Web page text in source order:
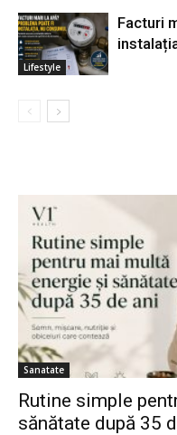
Lifestyle
Facturi
Sanatate
Rutine simple
sănătate după 35